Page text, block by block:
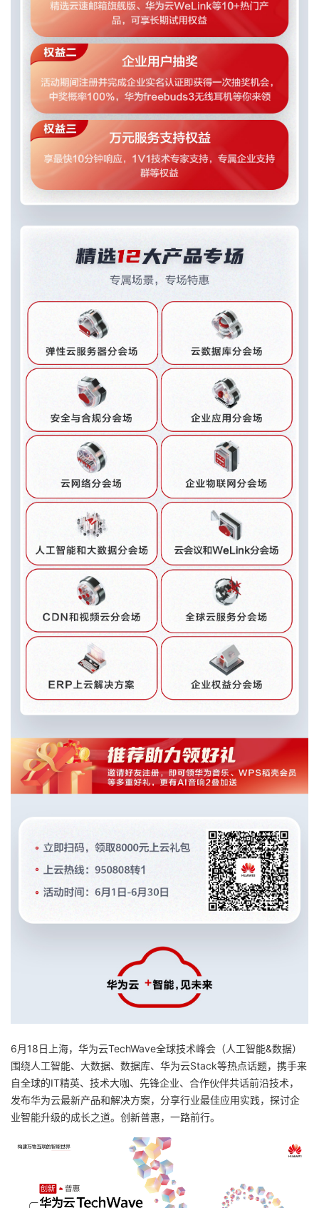
6月18日上海，华为云TechWave全球技术峰会（人工智能&数据）
围绕人工智能、大数据、数据库、华为云Stack等热点话题，携手来
自全球的IT精英、技术大咖、先锋企业、合作伙伴共话前沿技术，
发布华为云最新产品和解决方案，分享行业最佳应用实践，探讨企
业智能升级的成长之道。创新普惠，一路前行。